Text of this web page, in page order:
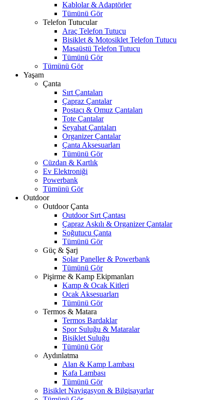
Kablolar & Adaptörler
Tümünü Gör
Telefon Tutucular
Araç Telefon Tutucu
Bisiklet & Motosiklet Telefon Tutucu
Masaüstü Telefon Tutucu
Tümünü Gör
Tümünü Gör
Yaşam
Çanta
Sırt Çantaları
Çapraz Çantalar
Postacı & Omuz Çantaları
Tote Çantalar
Seyahat Çantaları
Organizer Çantalar
Çanta Aksesuarları
Tümünü Gör
Cüzdan & Kartlık
Ev Elektroniği
Powerbank
Tümünü Gör
Outdoor
Outdoor Çanta
Outdoor Sırt Çantası
Çapraz Askılı & Organizer Çantalar
Soğutucu Çanta
Tümünü Gör
Güç & Şarj
Solar Paneller & Powerbank
Tümünü Gör
Pişirme & Kamp Ekipmanları
Kamp & Ocak Kitleri
Ocak Aksesuarları
Tümünü Gör
Termos & Matara
Termos Bardaklar
Spor Suluğu & Mataralar
Bisiklet Suluğu
Tümünü Gör
Aydınlatma
Alan & Kamp Lambası
Kafa Lambası
Tümünü Gör
Bisiklet Navigasyon & Bilgisayarlar